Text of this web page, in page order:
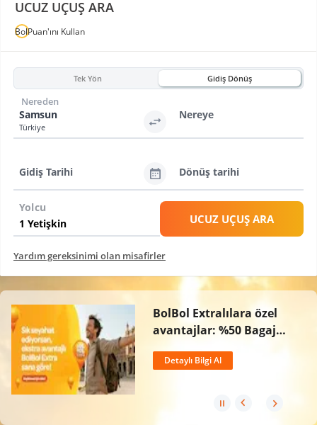
UCUZ UÇUŞ ARA
BolPuan'ını Kullan
Tek Yön Gidiş Dönüş
Samsun
Türkiye
Nereden
Nereye
Gidiş Tarihi Dönüş tarihi
Yolcu
UCUZ UÇUŞ ARA
Yardım gereksinimi olan misafirler
BolBol Extralılara özel
avantajlar: %50 Bagaj
Hakkı ve 2 Kat BolPuan!
Detaylı Bilgi Al